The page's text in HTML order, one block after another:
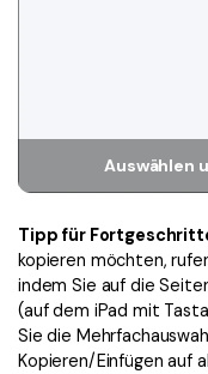
Auswählen
Tipp für
kopieren möchten,
indem Sie auf die
(auf dem iPad mit
Sie die
Kopieren/Einfügen auf